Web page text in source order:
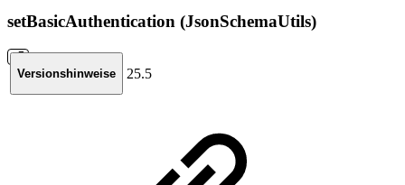
setBasicAuthentication (JsonSchemaUtils)
Versionshinweise 25.5